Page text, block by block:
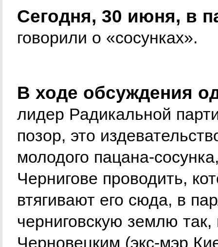
Сегодня, 30 июня, в
говорили о «сосунках».
В ходе обсуждения
лидер Радикальной
позор, это
молодого пацана-
Чернигове проводить,
втягивают его сюда, в
черниговскую землю
Черновецким (экс-мэр